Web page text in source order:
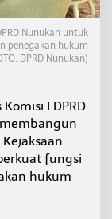
Nunukan untuk
penegakan hukum
DPRD Nunukan)
I DPRD
fungsi
hukum